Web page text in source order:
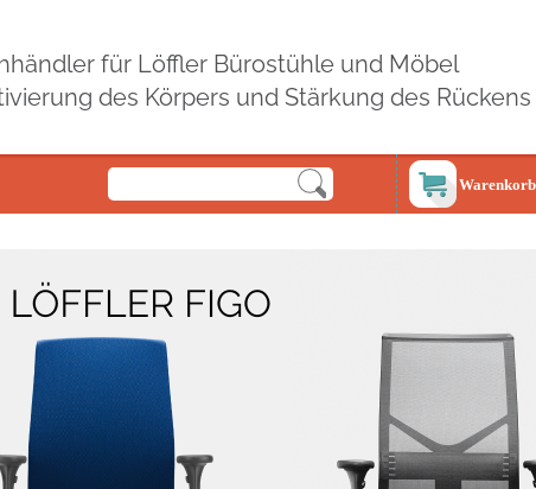
für Löffler Bürostühle und Möbel
des Körpers und Stärkung des
Warenkorb